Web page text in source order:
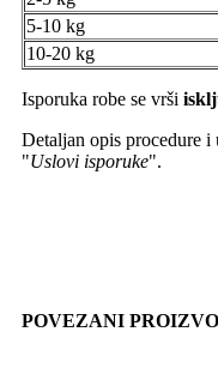
5-10 kg
10-20 kg
Isporuka robe se vrši
Detaljan opis procedure i
"Uslovi isporuke".
POVEZANI